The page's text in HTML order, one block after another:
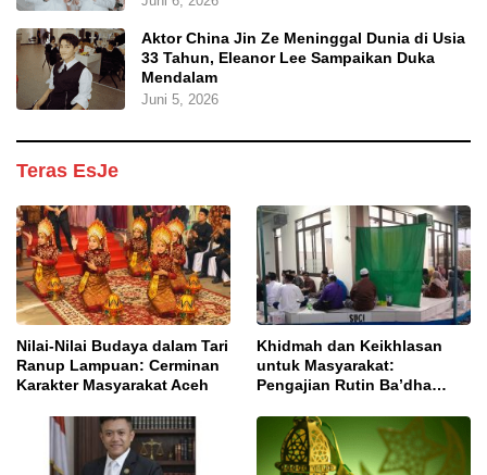
Aktor China Jin Ze Meninggal Dunia di Usia
33 Tahun, Eleanor Lee Sampaikan Duka
Mendalam
Juni 5, 2026
Teras EsJe
Nilai-Nilai Budaya dalam Tari
Ranup Lampuan: Cerminan
Karakter Masyarakat Aceh
Khidmah dan Keikhlasan
untuk Masyarakat:
Pengajian Rutin Ba’dha